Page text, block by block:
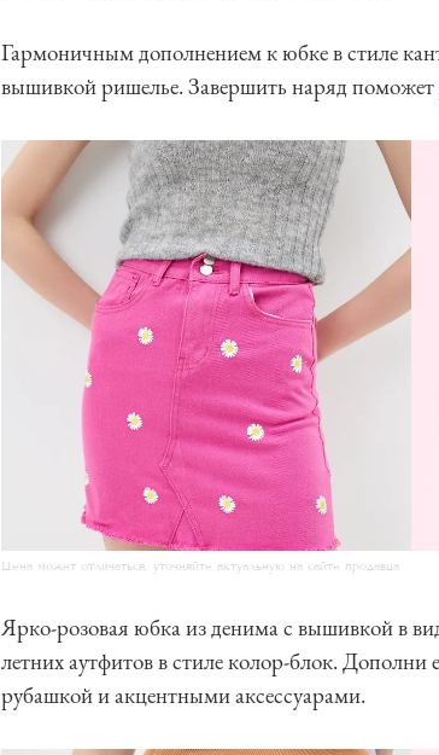
Гармоничным дополнением к юбке в стиле
вышивкой ришелье. Завершить наряд поможет
Цена может отличаться, уточняйте актуальную на сайте продавца
Ярко-розовая юбка из денима с вышивкой в
летних аутфитов в стиле колор-блок.
рубашкой и акцентными аксессуарами.